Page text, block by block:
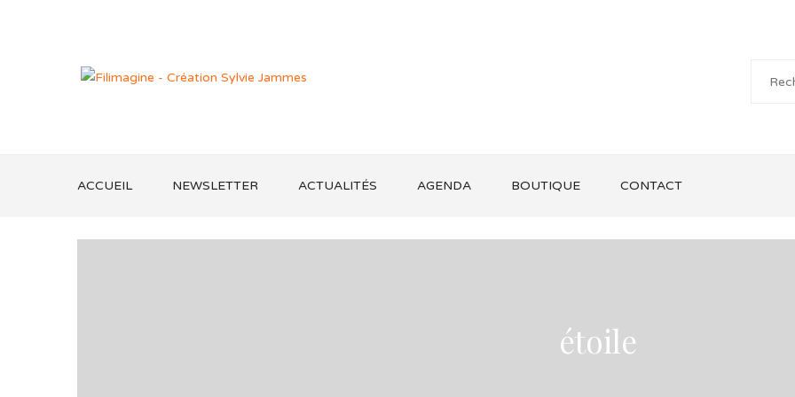
ACCUEIL NEWSLETTER ACTUALITÉS AGENDA BOUTIQUE CONTACT
étoile